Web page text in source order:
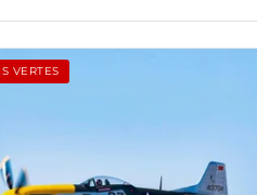
VERTES